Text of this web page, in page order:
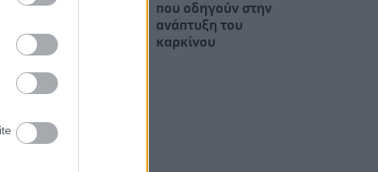
που οδηγούν στην
ανάπτυξη του
καρκίνου